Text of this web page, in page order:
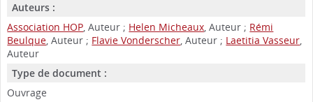
Auteurs :
Association HOP, Auteur ; Helen Micheaux, Auteur ; Rémi
Beulque, Auteur ; Flavie Vonderscher, Auteur ; Laetitia Vasseur,
Auteur
Type de document :
Ouvrage